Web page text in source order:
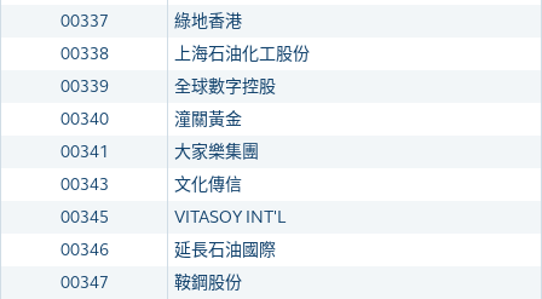
00337
綠地香港
00338
上海石油化工股份
00339
全球數字控股
00340
潼關黃金
00341
大家樂集團
00343
文化傳信
00345
VITASOY INT'L
00346
延長石油國際
00347
鞍鋼股份